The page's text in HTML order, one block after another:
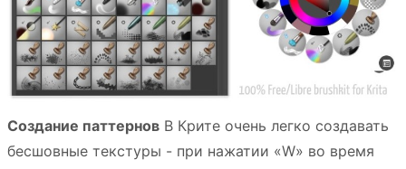
Создание паттернов В Крите очень легко создавать
бесшовные текстуры - при нажатии «W» во время